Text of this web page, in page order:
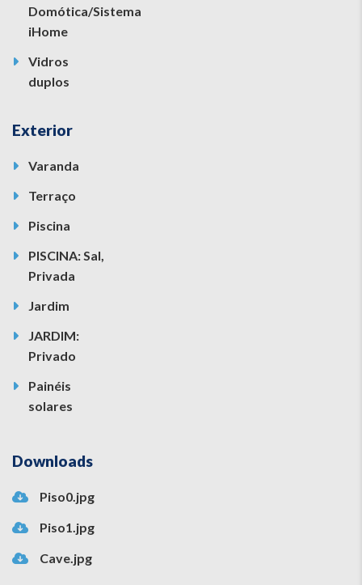
Domótica/Sistema
iHome
Vidros
duplos
Exterior
Varanda
Terraço
Piscina
PISCINA: Sal,
Privada
Jardim
JARDIM:
Privado
Painéis
solares
Downloads
Piso0.jpg
Piso1.jpg
Cave.jpg